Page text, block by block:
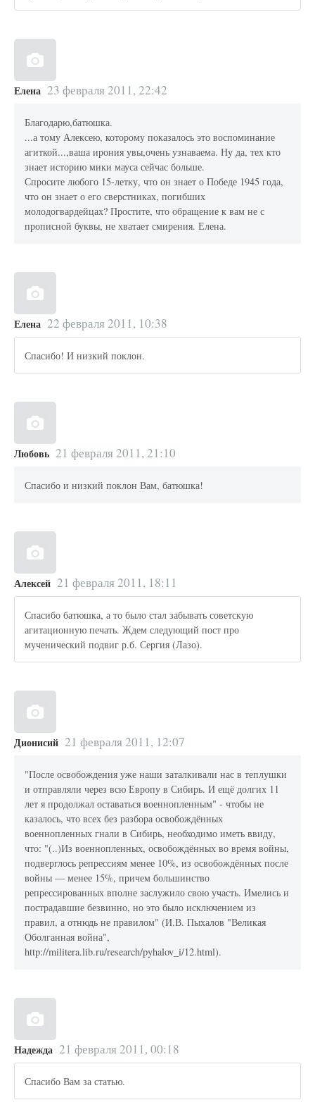
Елена 23 февраля 2011, 22:42
Благодарю,батюшка.
...а тому Алексею, которому показалось это воспоминание
агиткой...,ваша ирония увы,очень узнаваема. Ну да, тех кто
знает историю мики мауса сейчас больше.
Спросите любого 15-летку, что он знает о Победе 1945 года,
что он знает о его сверстниках, погибших
молодогвардейцах? Простите, что обращение к вам не с
прописной буквы, не хватает смирения. Елена.
Елена 22 февраля 2011, 10:38
Спасибо! И низкий поклон.
Любовь 21 февраля 2011, 21:10
Спасибо и низкий поклон Вам, батюшка!
Алексей 21 февраля 2011, 18:11
Спасибо батюшка, а то было стал забывать советскую
агитационную печать. Ждем следующий пост про
мученический подвиг р.б. Сергия (Лазо).
Дионисий 21 февраля 2011, 12:07
"После освобождения уже наши заталкивали нас в теплушки
и отправляли через всю Европу в Сибирь. И ещё долгих 11
лет я продолжал оставаться военнопленным" - чтобы не
казалось, что всех без разбора освобождённых
военнопленных гнали в Сибирь, необходимо иметь ввиду,
что: "(..)Из военнопленных, освобождённых во время войны,
подверглось репрессиям менее 10%, из освобождённых после
войны — менее 15%, причем большинство
репрессированных вполне заслужило свою участь. Имелись и
пострадавшие безвинно, но это было исключением из
правил, а отнюдь не правилом" (И.В. Пыхалов "Великая
Оболганная война",
http://militera.lib.ru/research/pyhalov_i/12.html).
Надежда 21 февраля 2011, 00:18
Спасибо Вам за статью.